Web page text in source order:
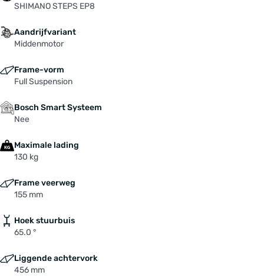
SHIMANO STEPS EP8
Aandrijfvariant
Middenmotor
Frame-vorm
Full Suspension
Bosch Smart Systeem
Nee
Maximale lading
130 kg
Frame veerweg
155 mm
Hoek stuurbuis
65.0 °
Liggende achtervork
456 mm